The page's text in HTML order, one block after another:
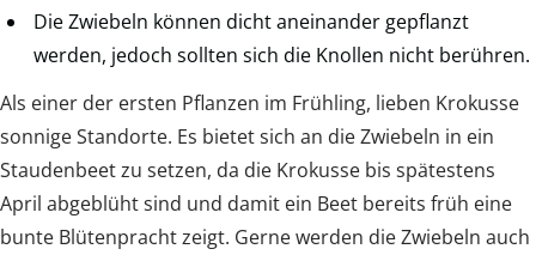
Die Zwiebeln können dicht aneinander gepflanzt
werden, jedoch sollten sich die Knollen nicht berühren.
Als einer der ersten Pflanzen im Frühling, lieben Krokusse
sonnige Standorte. Es bietet sich an die Zwiebeln in ein
Staudenbeet zu setzen, da die Krokusse bis spätestens
April abgeblüht sind und damit ein Beet bereits früh eine
bunte Blütenpracht zeigt. Gerne werden die Zwiebeln auch